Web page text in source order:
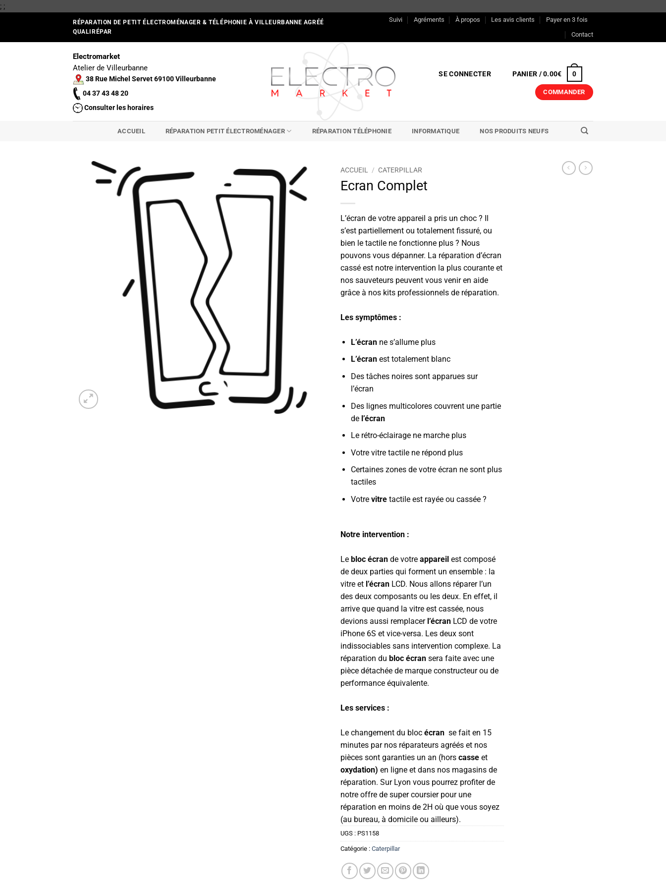
; ;Passer
RÉPARATION DE PETIT ÉLECTROMÉNAGER & TÉLÉPHONIE À VILLEURBANNE AGRÉÉ
QUALIRÉPAR
Suivi Agréments À propos Les avis clients
Payer en 3 fois
Contact
Electromarket
Atelier de Villeurbanne
38 Rue Michel Servet 69100 Villeurbanne
04 37 43 48 20
Consulter les horaires
SE CONNECTER PANIER /0.00€ 0
COMMANDER
ACCUEIL RÉPARATION PETIT ÉLECTROMÉNAGER RÉPARATION TÉLÉPHONIE INFORMATIQUE NOS PRODUITS NEUFS
ACCUEIL / CATERPILLAR
Ecran Complet
L’écran de votre appareil a pris un choc ? Il
s’est partiellement ou totalement fissuré, ou
bien le tactile ne fonctionne plus ? Nous
pouvons vous dépanner. La réparation d’écran
cassé est notre intervention la plus courante et
nos sauveteurs peuvent vous venir en aide
grâce à nos kits professionnels de réparation.
Les symptômes :
L’écranne s’allume plus
L’écranest totalement blanc
Des tâches noires sont apparues sur
l’écran
Des lignes multicolores couvrent une partie
de l’écran
Le rétro-éclairage ne marche plus
Votre vitre tactile ne répond plus
Certaines zones de votre écran ne sont plus
tactiles
Votre vitretactile est rayée ou cassée ?
Notre intervention :
Le bloc écran de votre appareil est composé
de deux parties qui forment un ensemble : la
vitre et l’écran LCD. Nous allons réparer l’un
des deux composants ou les deux. En effet, il
arrive que quand la vitre est cassée, nous
devions aussi remplacer l’écran LCD de votre
iPhone 6S et vice-versa. Les deux sont
indissociables sans intervention complexe. La
réparation du bloc écran sera faite avec une
pièce détachée de marque constructeur ou de
performance équivalente.
Les services :
Le changement du bloc écran se fait en 15
minutes par nos réparateurs agréés et nos
pièces sont garanties un an (hors casse et
oxydation) en ligne et dans nos magasins de
réparation. Sur Lyon vous pourrez profiter de
notre offre de super coursier pour une
réparation en moins de 2H où que vous soyez
(au bureau, à domicile ou ailleurs).
UGS : PS1158
Catégorie : Caterpillar